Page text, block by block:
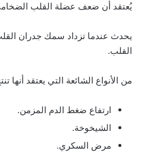
يُعتقد أن ضعف عضلة القلب
يحدث عندما تزداد سمك جدران
القلب.
من الأنواع الشائعة التي يعتقد أنها
ارتفاع ضغط الدم المزمن.
الشيخوخة.
مرض السكري.